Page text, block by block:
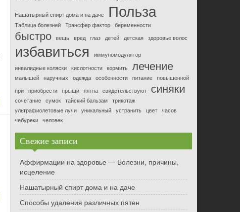
Нашатырный спирт дома и на даче Польза
Таблица болезней Трансфер фактор беременности
быстро вещь вред глаз детей детская здоровье волос
избавиться
иммуномодулятор
инвалидные коляски кислотности кормить лечение
малышей наручных одежда особенности питание повышенной
при приобрести прыщи пятна свидетельствуют синяки
сочетание сумок тайский бальзам
трикотаж
ультрафиолетовые лучи уникальный устранить цвет часов
чебуреки человек
Свежие записи
Аффирмации на здоровье — Болезни, причины,
исцеление
Нашатырный спирт дома и на даче
Способы удаления различных пятен